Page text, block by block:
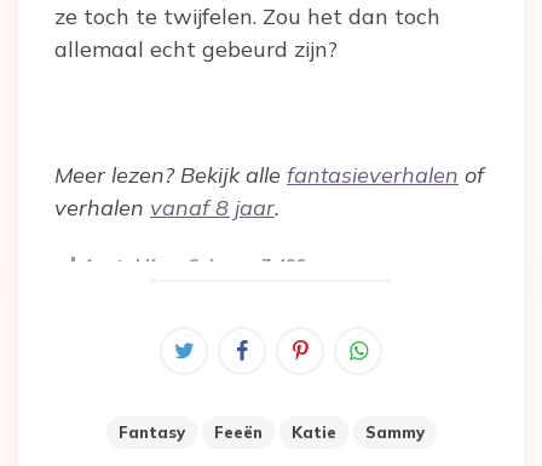
ze toch te twijfelen. Zou het dan toch
allemaal echt gebeurd zijn?
Meer lezen? Bekijk alle fantasieverhalen of
verhalen vanaf 8 jaar.
Aantal Keer Gelezen: 7.486
Fantasy Feeën Katie Sammy